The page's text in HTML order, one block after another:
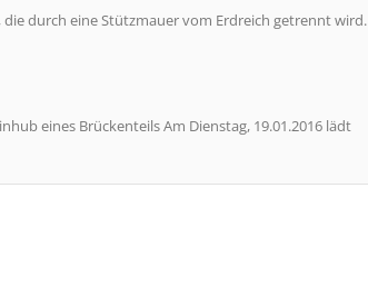
durch eine Stützmauer vom Erdreich getrennt wird.
eines Brückenteils Am Dienstag, 19.01.2016 lädt